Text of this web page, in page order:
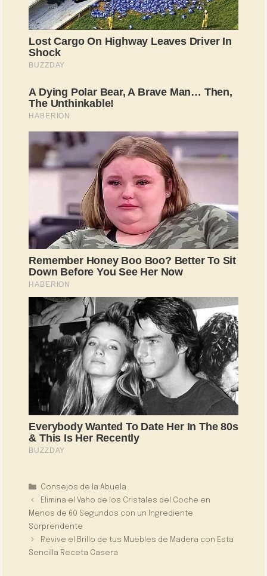
Categorías
Consejos de la Abuela
Elimina el Vaho de los Cristales del Coche en
Menos de 60 Segundos con un Ingrediente
Sorprendente
Revive el Brillo de tus Muebles de Madera con Esta
Sencilla Receta Casera